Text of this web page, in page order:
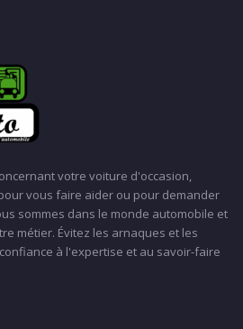
votre voiture d'occasion,
vous faire aider ou pour demander
sommes dans le monde automobile et
métier. Évitez les arnaques et les
à l'expertise et au savoir-faire